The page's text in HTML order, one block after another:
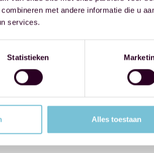
met andere informatie die u
services.
Statistieken
Alles toestaan